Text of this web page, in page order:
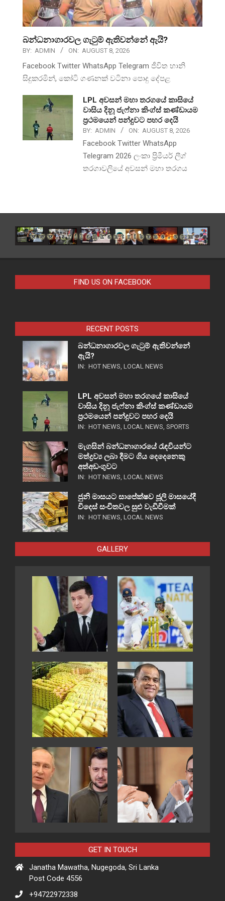
බන්ධනාගාරවල ගැටුම් ඇතිවන්නේ ඇයි?
BY: ADMIN ON: AUGUST 8, 2026
Facebook Twitter WhatsApp Telegram ජීවිත හානි
සිදුකරමින්, කෝටි ගණනක් වටිනා පොදු දේපළ
LPL අවසන් මහා තරගයේ කාසියේ
වාසිය දිනූ ජැෆ්නා කිංග්ස් කණ්ඩායම
ප්‍රථමයෙන් පන්දුවට පහර දෙයි
BY: ADMIN ON: AUGUST 8, 2026
Facebook Twitter WhatsApp
Telegram 2026 ලංකා ප්‍රිමීයර් ලීග්
තරගාවලියේ අවසන් මහා තරගය
FIND US ON FACEBOOK
RECENT POSTS
බන්ධනාගාරවල ගැටුම් ඇතිවන්නේ
ඇයි?
IN: HOT NEWS, LOCAL NEWS
LPL අවසන් මහා තරගයේ කාසියේ
වාසිය දිනූ ජැෆ්නා කිංග්ස් කණ්ඩායම
ප්‍රථමයෙන් පන්දුවට පහර දෙයි
IN: HOT NEWS, LOCAL NEWS, SPORTS
මැගසින් බන්ධනාගාරයේ රැඳවියන්ට
මත්ද්‍රව්‍ය ලබා දීමට ගිය දෙදෙනෙකු
අත්අඩංගුවට
IN: HOT NEWS, LOCAL NEWS
ජුනි මාසයට සාපේක්ෂව ජූලි මාසයේදී
විදෙස් සංචිතවල සුළු වැඩිවීමක්
IN: HOT NEWS, LOCAL NEWS
GALLERY
GET IN TOUCH
Janatha Mawatha, Nugegoda, Sri Lanka
Post Code 4556
+94722972338